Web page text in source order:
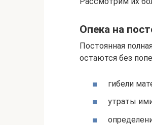
Опека на
Постоянная
остаются без
гибели
утраты